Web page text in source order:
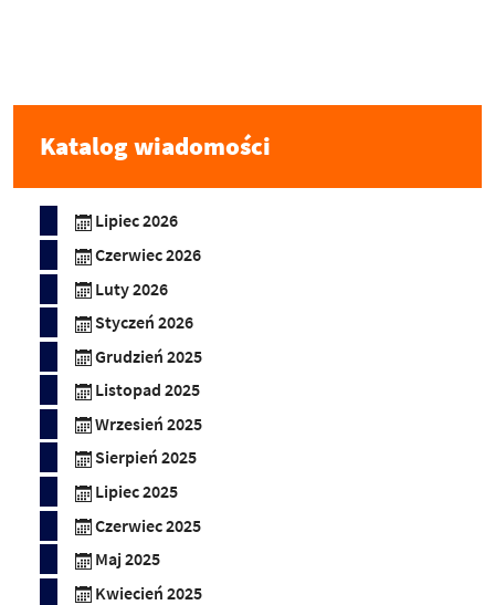
Katalog wiadomości
Lipiec 2026
Czerwiec 2026
Luty 2026
Styczeń 2026
Grudzień 2025
Listopad 2025
Wrzesień 2025
Sierpień 2025
Lipiec 2025
Czerwiec 2025
Maj 2025
Kwiecień 2025